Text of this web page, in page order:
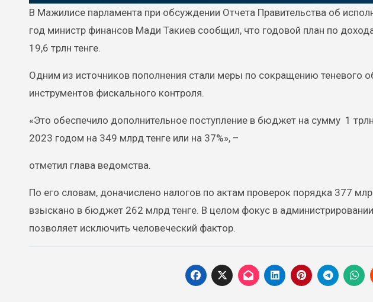
В Мажилисе парламента при обсуждении Отчета Правительства об исполнении республиканского бюджета за 2024
год министр финансов Мади Такиев сообщил, что годовой план по
19,6 трлн тенге.
Одним из источников пополнения стали меры по сокращению теневого
инструментов фискального контроля.
«Это обеспечило дополнительное поступление в бюджет на сумму 1
2023 годом на 349 млрд тенге или на 37%», –
отметил глава ведомства.
По его словам, доначислено налогов по актам проверок порядка 377
взыскано в бюджет 262 млрд тенге. В целом фокус в
позволяет исключить человеческий фактор.